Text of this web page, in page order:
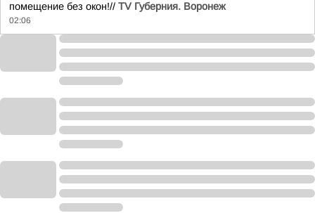
помещение без окон!// TV Губерния. Воронеж
02:06